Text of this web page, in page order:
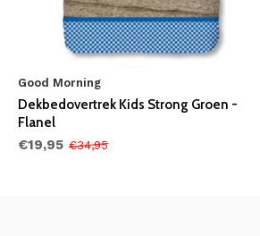
Good Morning
Dekbedovertrek Kids Strong Groen -
Flanel
€19,95 €34,95